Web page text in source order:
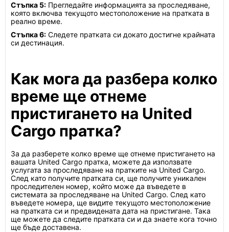
Стъпка 5: Прегледайте информацията за проследяване,
която включва текущото местоположение на пратката в
реално време.
Стъпка 6: Следете пратката си докато достигне крайната
си дестинация.
Как мога да разбера колко
време ще отнеме
пристигането на United
Cargo пратка?
За да разберете колко време ще отнеме пристигането на
вашата United Cargo пратка, можете да използвате
услугата за проследяване на пратките на United Cargo.
След като получите пратката си, ще получите уникален
проследителен номер, който може да въведете в
системата за проследяване на United Cargo. След като
въведете номера, ще видите текущото местоположение
на пратката си и предвидената дата на пристигане. Така
ще можете да следите пратката си и да знаете кога точно
ще бъде доставена.